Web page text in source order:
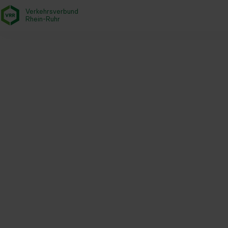
Verkehrsverbund
Rhein-Ruhr